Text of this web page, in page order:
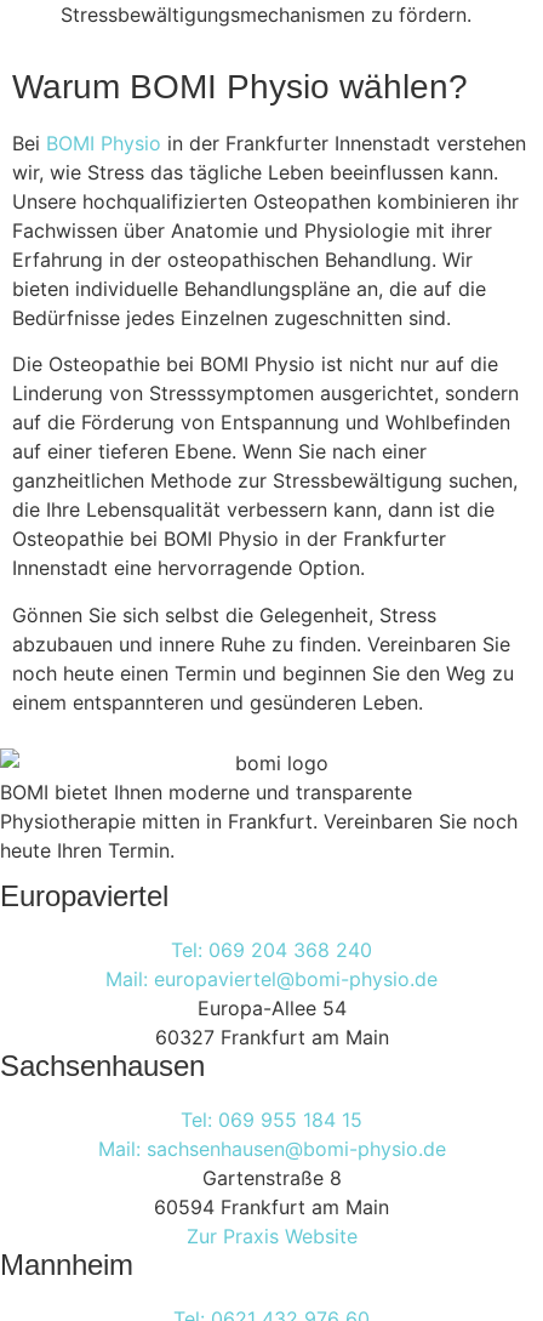
Stressbewältigungsmechanismen zu fördern.
Warum BOMI Physio wählen?
Bei BOMI Physio in der Frankfurter Innenstadt verstehen
wir, wie Stress das tägliche Leben beeinflussen kann.
Unsere hochqualifizierten Osteopathen kombinieren ihr
Fachwissen über Anatomie und Physiologie mit ihrer
Erfahrung in der osteopathischen Behandlung. Wir
bieten individuelle Behandlungspläne an, die auf die
Bedürfnisse jedes Einzelnen zugeschnitten sind.
Die Osteopathie bei BOMI Physio ist nicht nur auf die
Linderung von Stresssymptomen ausgerichtet, sondern
auf die Förderung von Entspannung und Wohlbefinden
auf einer tieferen Ebene. Wenn Sie nach einer
ganzheitlichen Methode zur Stressbewältigung suchen,
die Ihre Lebensqualität verbessern kann, dann ist die
Osteopathie bei BOMI Physio in der Frankfurter
Innenstadt eine hervorragende Option.
Gönnen Sie sich selbst die Gelegenheit, Stress
abzubauen und innere Ruhe zu finden. Vereinbaren Sie
noch heute einen Termin und beginnen Sie den Weg zu
einem entspannteren und gesünderen Leben.
BOMI bietet Ihnen moderne und transparente
Physiotherapie mitten in Frankfurt. Vereinbaren Sie noch
heute Ihren Termin.
Europaviertel
Tel: 069 204 368 240
Mail: europaviertel@bomi-physio.de
Europa-Allee 54
60327 Frankfurt am Main
Sachsenhausen
Tel: 069 955 184 15
Mail: sachsenhausen@bomi-physio.de
Gartenstraße 8
60594 Frankfurt am Main
Zur Praxis Website
Mannheim